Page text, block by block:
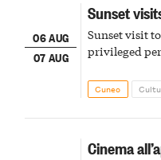
06 AUG
07 AUG
Sunset
Sunset visit
privileged
Cuneo
Cinema